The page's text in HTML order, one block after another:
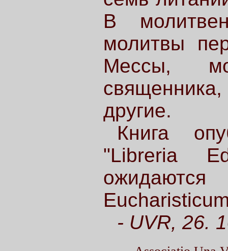
В
молитвы
Мессы,
другие.
Книга
"Libreria
- UVR, 26.